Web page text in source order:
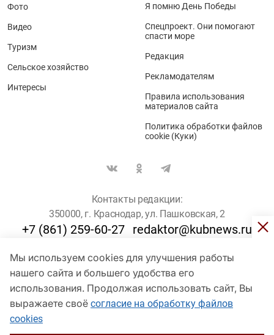
Мы используем cookies для улучшения работы
нашего сайта и большего удобства его
использования. Продолжая использовать сайт, Вы
выражаете своё согласие на обработку файлов
cookies
Фото
Видео
Туризм
Сельское хозяйство
Интересы
Я помню День Победы
Спецпроект. Они помогают
спасти море
Редакция
Рекламодателям
Правила использования
материалов сайта
Политика обработки файлов
cookie (Куки)
Контакты редакции:
350000, г. Краснодар, ул. Пашковская, 2
+7 (861) 259-60-27 redaktor@kubnews.ru
Для пользователей старше 16 лет
© Кубанские Новости, 2017
Сетевое издание «kubnews» зарегистрировано Федеральной
службой по надзору в сфере связи, информационных технологий
и массовых коммуникаций (Роскомнадзор). Регистрационный